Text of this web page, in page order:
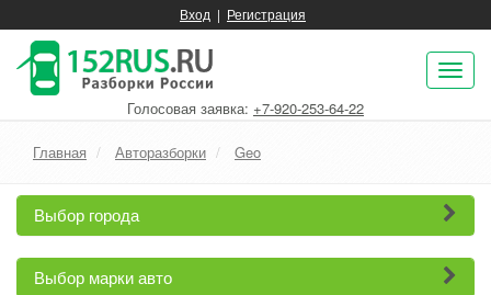
Вход | Регистрация
Голосовая заявка: +7-920-253-64-22
Главная Авторазборки Geo
Выбор города
Выбор марки авто